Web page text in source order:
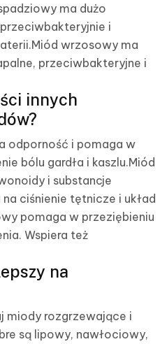
ma dużo
i
wrzosowy ma
przeciwbakteryjne i
innych
odporność i pomaga w
bólu gardła i kaszlu.Miód
i substancje
ciśnienie tętnicze i układ
pomaga w przeziębieniu
Wspiera też
na
miody rozgrzewające i
są lipowy, nawłociowy,